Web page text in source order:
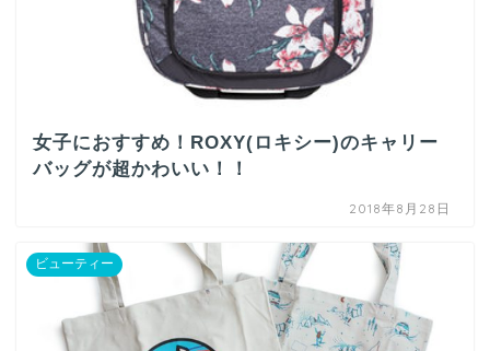
女子におすすめ！ROXY(ロキシー)のキャリー
バッグが超かわいい！！
2018年8月28日
ビューティー